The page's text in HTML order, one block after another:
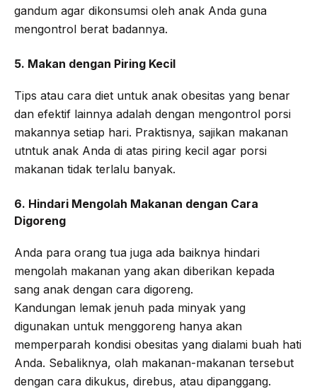
gandum agar dikonsumsi oleh anak Anda guna
mengontrol berat badannya.
5. Makan dengan Piring Kecil
Tips atau cara diet untuk anak obesitas yang benar
dan efektif lainnya adalah dengan mengontrol porsi
makannya setiap hari. Praktisnya, sajikan makanan
utntuk anak Anda di atas piring kecil agar porsi
makanan tidak terlalu banyak.
6. Hindari Mengolah Makanan dengan Cara
Digoreng
Anda para orang tua juga ada baiknya hindari
mengolah makanan yang akan diberikan kepada
sang anak dengan cara digoreng.
Kandungan lemak jenuh pada minyak yang
digunakan untuk menggoreng hanya akan
memperparah kondisi obesitas yang dialami buah hati
Anda. Sebaliknya, olah makanan-makanan tersebut
dengan cara dikukus, direbus, atau dipanggang.